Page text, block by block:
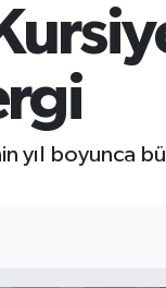
yıl boyunca